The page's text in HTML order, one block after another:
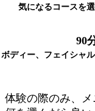
気になるコースを
90
ボディー、フェイシャ
体験の際のみ、メ